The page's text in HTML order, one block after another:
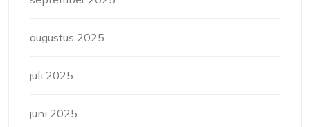
augustus 2025
juli 2025
juni 2025